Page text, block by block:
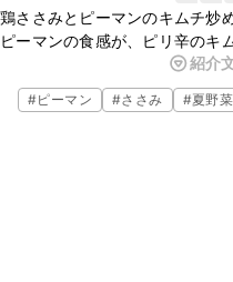
鶏ささみとピーマンのキムチ炒
ピーマンの食感が、ピリ辛のキ
に、キムチの辛味でしっかりと
ださいね。
紹介
#ピーマン #ささみ #夏野菜